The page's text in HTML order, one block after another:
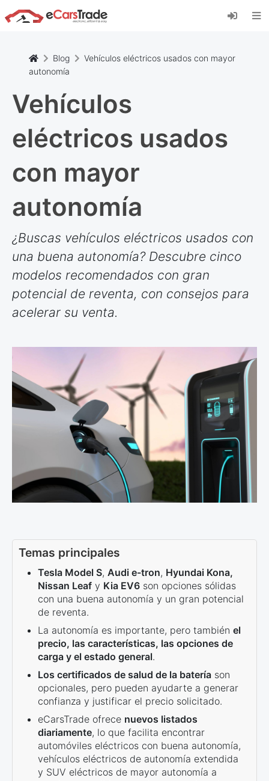
Instala la aplicación web de eCarsTrade,
añádela a tu pantalla de inicio y recibe
Instalar
Cancelar
Blog
Vehículos eléctricos usados con mayor
autonomía
Vehículos
eléctricos usados
con mayor
autonomía
¿Buscas vehículos eléctricos usados con
una buena autonomía? Descubre cinco
modelos recomendados con gran
potencial de reventa, con consejos para
acelerar su venta.
Temas principales
Tesla Model S, Audi e-tron, Hyundai Kona,
Nissan Leaf y Kia EV6 son opciones sólidas
con una buena autonomía y un gran potencial
de reventa.
La autonomía es importante, pero también el
precio, las características, las opciones de
carga y el estado general.
Los certificados de salud de la batería son
opcionales, pero pueden ayudarte a generar
confianza y justificar el precio solicitado.
eCarsTrade ofrece nuevos listados
diariamente, lo que facilita encontrar
automóviles eléctricos con buena autonomía,
vehículos eléctricos de autonomía extendida
y SUV eléctricos de mayor autonomía a